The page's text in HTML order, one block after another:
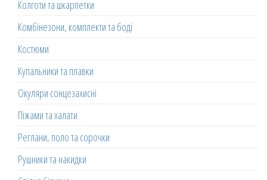
Колготи та шкарпетки
Комбінезони, комплекти та боді
Костюми
Купальники та плавки
Окуляри сонцезахисні
Піжами та халати
Реглани, поло та сорочки
Рушники та накидки